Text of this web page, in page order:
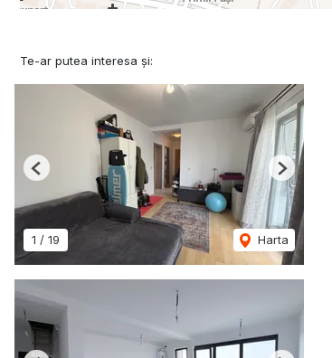
Te-ar putea interesa și:
1 / 19 Harta
Previous Next